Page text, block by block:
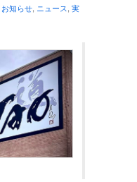
お知らせ, ニュース, 実